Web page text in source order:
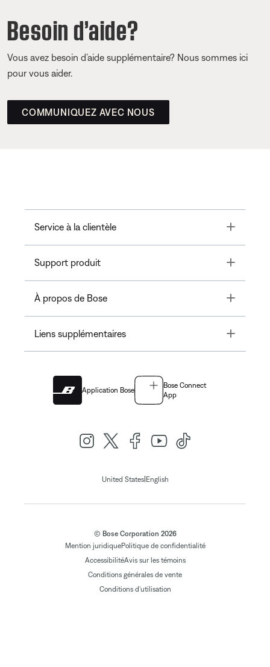
Besoin d’aide?
Vous avez besoin d’aide supplémentaire? Nous sommes ici
pour vous aider.
COMMUNIQUEZ AVEC NOUS
Service à la clientèle Toggle
Support produit Toggle
À propos de Bose Toggle
Liens supplémentaires Toggle
Application Bose
Bose Connect
App
United States| English
© Bose Corporation 2026
Mention juridiquePolitique de confidentialité
AccessibilitéAvis sur les témoins
Conditions générales de vente
Conditions d'utilisation